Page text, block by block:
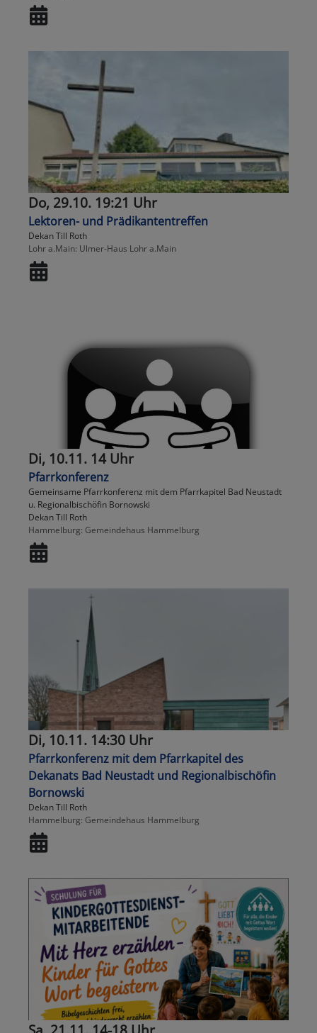
Do, 29.10. 19:21 Uhr
Lektoren- und Prädikantentreffen
Dekan Till Roth
Lohr a.Main Ulmer-Haus Lohr a.Main
Di, 10.11. 14 Uhr
Pfarrkonferenz
Gemeinsame Pfarrkonferenz mit dem Pfarrkapitel Bad Neustadt
u. Regionalbischöfin Bornowski
Dekan Till Roth
Hammelburg Gemeindehaus Hammelburg
Di, 10.11. 14:30 Uhr
Pfarrkonferenz mit dem Pfarrkapitel des
Dekanats Bad Neustadt und Regionalbischöfin
Bornowski
Dekan Till Roth
Hammelburg Gemeindehaus Hammelburg